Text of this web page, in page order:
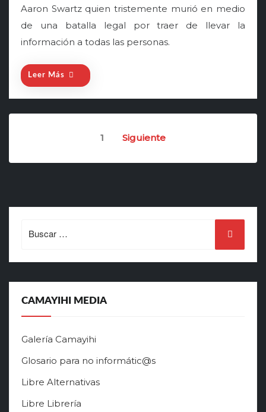
Aaron Swartz quien tristemente murió en medio
de una batalla legal por traer de llevar la
información a todas las personas.
Leer Más
1 Siguiente
for:
CAMAYIHI MEDIA
Galería Camayihi
Glosario para no informátic@s
Libre Alternativas
Libre Librería